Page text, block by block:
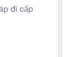
đi cấp